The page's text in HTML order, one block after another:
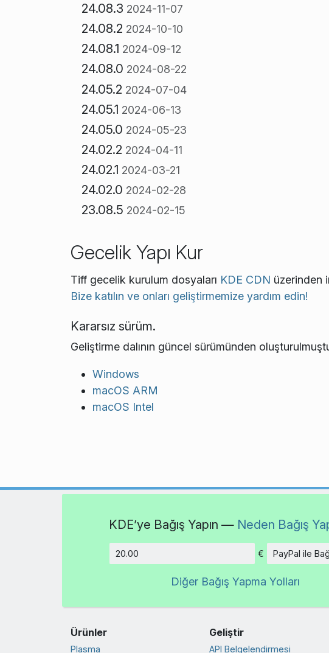
24.08.3 2024-11-07
24.08.2 2024-10-10
24.08.1 2024-09-12
24.08.0 2024-08-22
24.05.2 2024-07-04
24.05.1 2024-06-13
24.05.0 2024-05-23
24.02.2 2024-04-11
24.02.1 2024-03-21
24.02.0 2024-02-28
23.08.5 2024-02-15
Gecelik Yapı Kur
Tiff gecelik kurulum dosyaları KDE CDN üzerinden
Bize katılın ve onları geliştirmemize yardım edin!
Kararsız sürüm.
Geliştirme dalının güncel sürümünden
Windows
macOS ARM
macOS Intel
KDE’ye Bağış Yapın — Neden Bağış
€ PayPal ile
Diğer Bağış Yapma Yolları
Ürünler
Plasma
Geliştir
API Belgelendirmesi